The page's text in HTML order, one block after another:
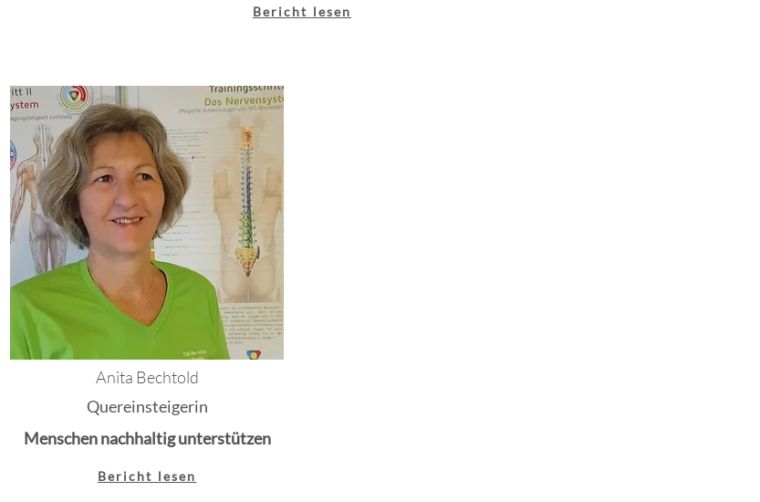
Bericht lesen
Anita Bechtold
Quereinsteigerin
Menschen nachhaltig unterstützen
Bericht lesen